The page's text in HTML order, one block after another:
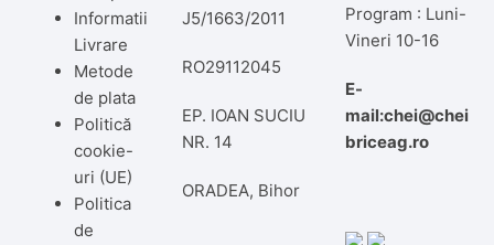
Informatii
Livrare
Metode
de plata
Politică
cookie-
uri (UE)
Politica
de
J5/1663/2011
RO29112045
EP. IOAN SUCIU
NR. 14
ORADEA, Bihor
Program : Luni-
Vineri 10-16
E-
mail:chei@chei
briceag.ro